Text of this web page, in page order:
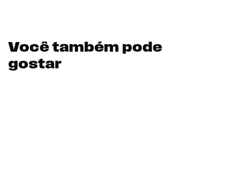
Você também pode
gostar